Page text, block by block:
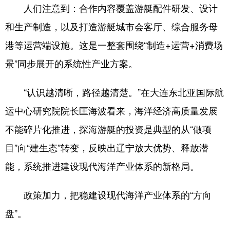
人们注意到：合作内容覆盖游艇配件研发、设计
和生产制造，以及打造游艇城市会客厅、综合服务母
港等运营端设施。这是一整套围绕“制造+运营+消费场
景”同步展开的系统性产业方案。
“认识越清晰，路径越清楚。”在大连东北亚国际航
运中心研究院院长匡海波看来，海洋经济高质量发展
不能碎片化推进，探海游艇的投资是典型的从“做项
目”向“建生态”转变，反映出辽宁放大优势、释放潜
能，系统推进建设现代海洋产业体系的新格局。
政策加力，把稳建设现代海洋产业体系的“方向
盘”。